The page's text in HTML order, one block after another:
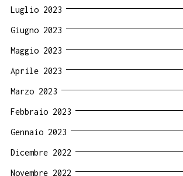
Luglio 2023
Giugno 2023
Maggio 2023
Aprile 2023
Marzo 2023
Febbraio 2023
Gennaio 2023
Dicembre 2022
Novembre 2022